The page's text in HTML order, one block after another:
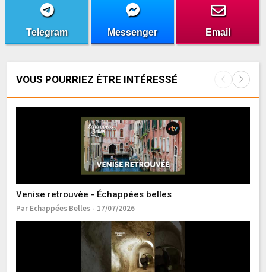
Telegram Messenger Email
VOUS POURRIEZ ÊTRE INTÉRESSÉ
Venise retrouvée - Échappées belles
Par Echappées Belles - 17/07/2026